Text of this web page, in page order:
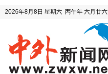
2026年8月8日 星期六 丙午年 六月廿六